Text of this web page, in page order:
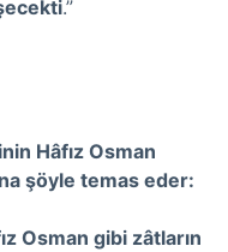
.”
Hâfız Osman
şöyle temas eder:
Osman gibi zâtların